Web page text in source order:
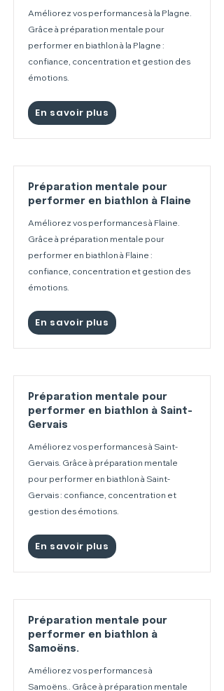
Améliorez vos performances à la Plagne.
Grâce à préparation mentale pour
performer en biathlon à la Plagne :
confiance, concentration et gestion des
émotions.
En savoir plus
Préparation mentale pour
performer en biathlon à Flaine
Améliorez vos performances à Flaine.
Grâce à préparation mentale pour
performer en biathlon à Flaine :
confiance, concentration et gestion des
émotions.
En savoir plus
Préparation mentale pour
performer en biathlon à Saint-
Gervais
Améliorez vos performances à Saint-
Gervais. Grâce à préparation mentale
pour performer en biathlon à Saint-
Gervais : confiance, concentration et
gestion des émotions.
En savoir plus
Préparation mentale pour
performer en biathlon à
Samoëns.
Améliorez vos performances à
Samoëns.. Grâce à préparation mentale